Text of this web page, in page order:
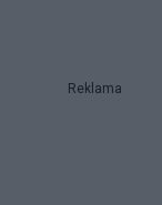
Reklama